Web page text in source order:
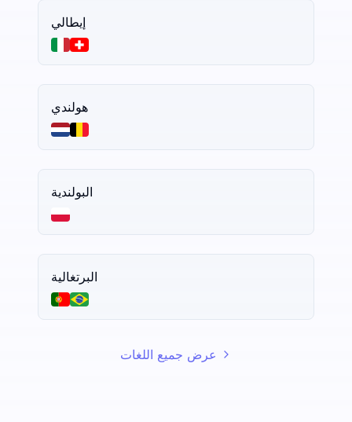
إيطالي
هولندي
البولندية
البرتغالية
عرض جميع اللغات